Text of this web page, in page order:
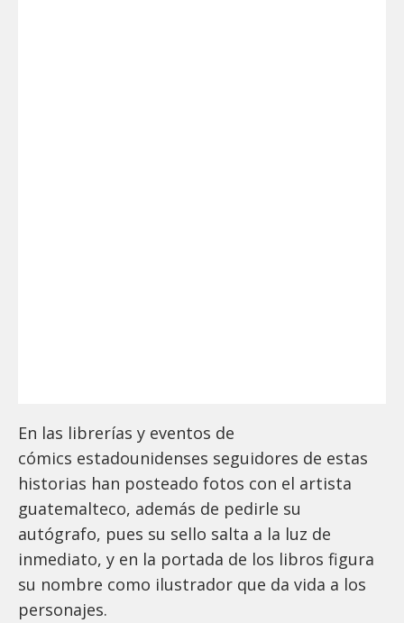
En las librerías y eventos de
cómics estadounidenses seguidores de estas
historias han posteado fotos con el artista
guatemalteco, además de pedirle su
autógrafo, pues su sello salta a la luz de
inmediato, y en la portada de los libros figura
su nombre como ilustrador que da vida a los
personajes.